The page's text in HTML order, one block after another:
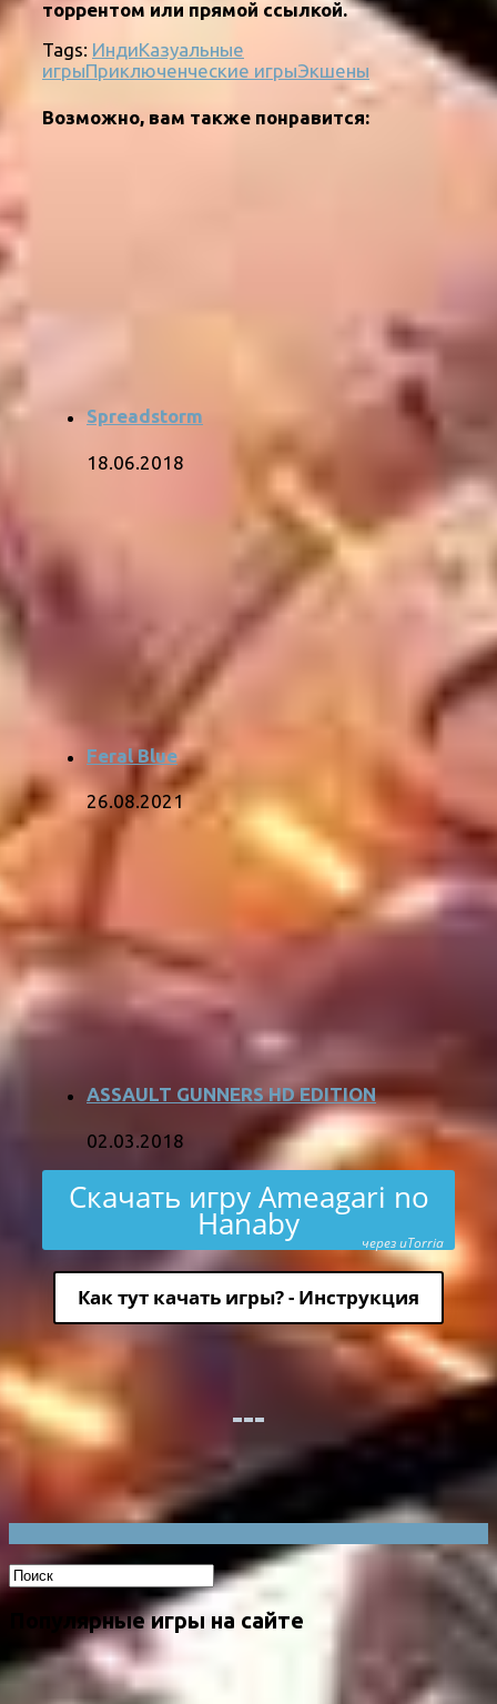
торрентом или прямой ссылкой.
Tags: ИндиКазуальные
игрыПриключенческие игрыЭкшены
Возможно, вам также понравится:
Spreadstorm
18.06.2018
Feral Blue
26.08.2021
ASSAULT GUNNERS HD EDITION
02.03.2018
Скачать игру Ameagari no
Hanaby через uTorria
Как тут качать игры? - Инструкция
Популярные игры на сайте